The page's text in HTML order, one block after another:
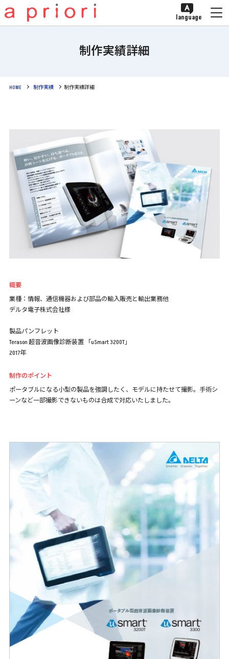
language
制作実績詳細
HOME 制作実績 制作実績詳細
概要
業種：情報、通信機器および部品の輸入販売と輸出業務他
デルタ電子株式会社様
製品パンフレット
Terason 超音波画像診断装置 「uSmart 3200T」
2017年
制作のポイント
ポータブルになる小型の製品を強調したく、モデルに持たせて撮影。手術シ
ーンなど一部撮影できないものは合成で対応いたしました。